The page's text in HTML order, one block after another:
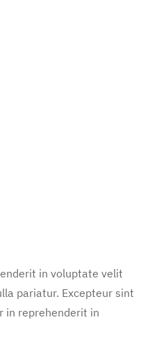
in voluptate velit
pariatur. Excepteur sint
in reprehenderit in